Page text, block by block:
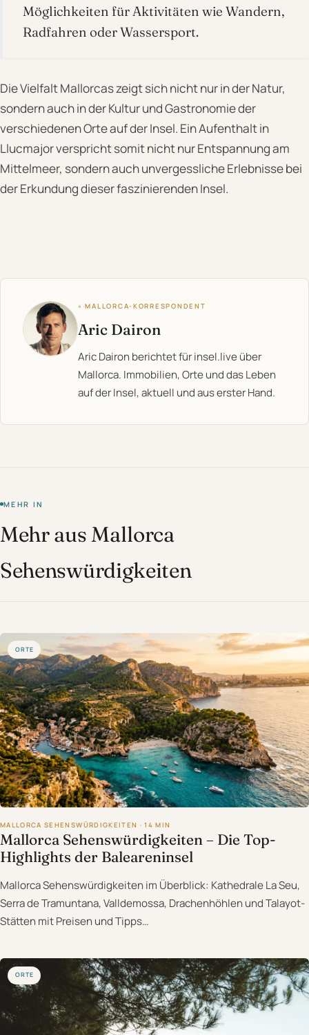
Möglichkeiten für Aktivitäten wie Wandern,
Radfahren oder Wassersport.
Die Vielfalt Mallorcas zeigt sich nicht nur in der Natur,
sondern auch in der Kultur und Gastronomie der
verschiedenen Orte auf der Insel. Ein Aufenthalt in
Llucmajor verspricht somit nicht nur Entspannung am
Mittelmeer, sondern auch unvergessliche Erlebnisse bei
der Erkundung dieser faszinierenden Insel.
◦ MALLORCA-KORRESPONDENT
Aric Dairon
Aric Dairon berichtet für insel.live über
Mallorca. Immobilien, Orte und das Leben
auf der Insel, aktuell und aus erster Hand.
MEHR IN
Mehr aus Mallorca
Sehenswürdigkeiten
ORTE
MALLORCA SEHENSWÜRDIGKEITEN · 14 MIN
Mallorca Sehenswürdigkeiten – Die Top-
Highlights der Baleareninsel
Mallorca Sehenswürdigkeiten im Überblick: Kathedrale La Seu,
Serra de Tramuntana, Valldemossa, Drachenhöhlen und Talayot-
Stätten mit Preisen und Tipps…
ORTE